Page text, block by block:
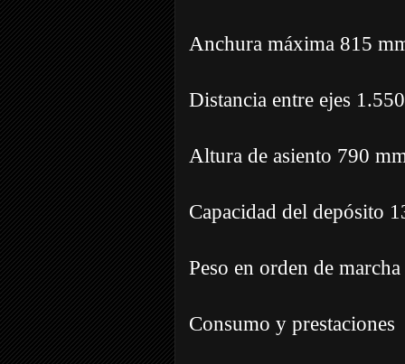
Anchura máxima 815
Distancia entre ejes
Altura de asiento 790
Capacidad del depósito
Peso en orden de
Consumo y prestaciones